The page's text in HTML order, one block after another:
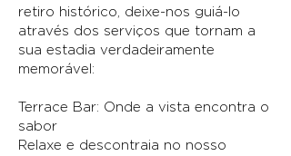
retiro histórico, deixe-nos guiá-lo
através dos serviços que tornam a
sua estadia verdadeiramente
memorável:
Terrace Bar: Onde a vista encontra o
sabor
Relaxe e descontraia no nosso